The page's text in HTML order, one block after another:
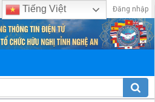
Đăng nhập
Tiếng Việt